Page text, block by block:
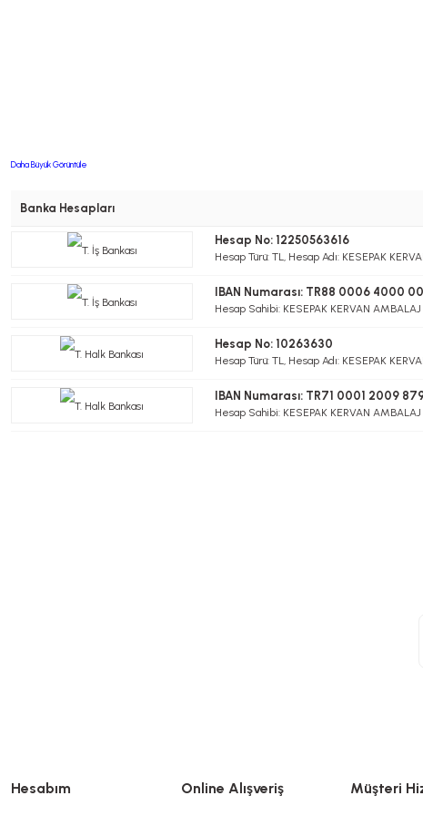
Daha Büyük Görüntüle
Banka Hesapları
Hesap No: 12250563616
Hesap Türü: TL, Hesap Adı: KESEPAK
IBAN Numarası: TR88 0006 4000
Hesap Sahibi: KESEPAK KERVAN
Hesap No: 10263630
Hesap Türü: TL, Hesap Adı: KESEPAK
IBAN Numarası: TR71 0001 2009
Hesap Sahibi: KESEPAK KERVAN
Hesabım Online Alışveriş Müşteri